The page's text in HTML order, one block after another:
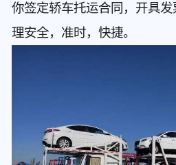
你签定轿车托运合同，开具
理安全，准时，快捷。